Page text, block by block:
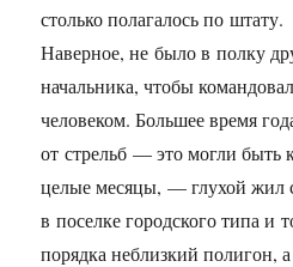
столько полагалось по штату.
Наверное, не было в полку
начальника, чтобы
человеком. Большее время
от стрельб — это могли быть
целые месяцы, — глухой жил
в поселке городского типа и
порядка неблизкий полигон,